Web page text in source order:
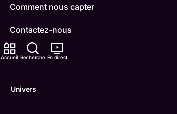
Accueil Recherche En direct
Univers
Comment nous capter
Contactez-nous
ONFR